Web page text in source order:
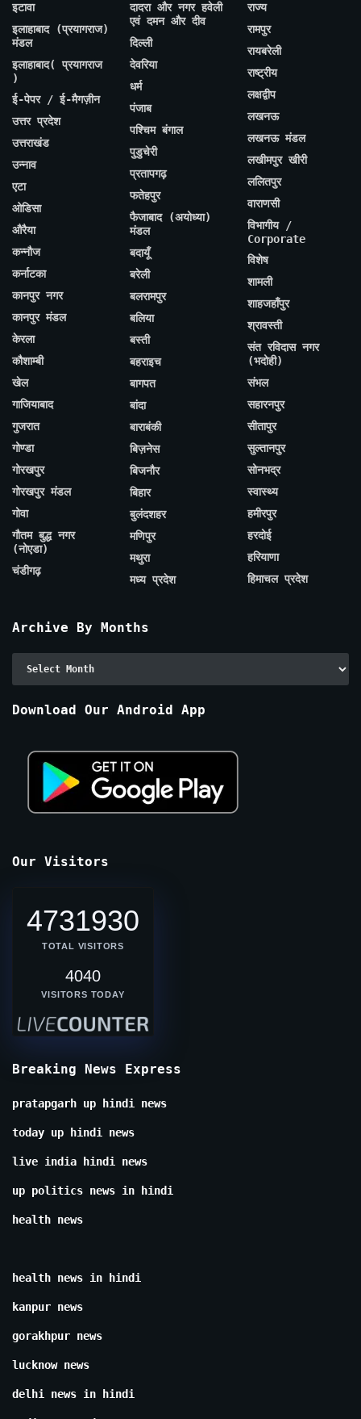
इटावा
इलाहाबाद (प्रयागराज)
मंडल
इलाहाबाद( प्रयागराज
)
ई-पेपर / ई-मैगज़ीन
उत्तर प्रदेश
उत्तराखंड
उन्नाव
एटा
ओडिसा
औरैया
कन्नौज
कर्नाटका
कानपुर नगर
कानपुर मंडल
केरला
कौशाम्बी
खेल
गाजियाबाद
गुजरात
गोण्डा
गोरखपुर
गोरखपुर मंडल
गोवा
गौतम बुद्ध नगर
(नोएडा)
चंडीगढ़
दादरा और नगर हवेली
एवं दमन और दीव
दिल्ली
देवरिया
धर्म
पंजाब
पश्चिम बंगाल
पुडुचेरी
प्रतापगढ़
फतेहपुर
फैजाबाद (अयोध्या)
मंडल
बदायूँ
बरेली
बलरामपुर
बलिया
बस्ती
बहराइच
बागपत
बांदा
बाराबंकी
बिज़नेस
बिजनौर
बिहार
बुलंदशहर
मणिपुर
मथुरा
मध्य प्रदेश
राज्य
रामपुर
रायबरेली
राष्ट्रीय
लक्षद्वीप
लखनऊ
लखनऊ मंडल
लखीमपुर खीरी
ललितपुर
वाराणसी
विभागीय /
Corporate
विशेष
शामली
शाहजहाँपुर
श्रावस्ती
संत रविदास नगर
(भदोही)
संभल
सहारनपुर
सीतापुर
सुल्तानपुर
सोनभद्र
स्वास्थ्य
हमीरपुर
हरदोई
हरियाणा
हिमाचल प्रदेश
Archive By Months
Archive
Download Our Android App
Our Visitors
4731930
TOTAL VISITORS
4040
VISITORS TODAY
Breaking News Express
pratapgarh up hindi news
today up hindi news
live india hindi news
up politics news in hindi
health news
health news in hindi
kanpur news
gorakhpur news
lucknow news
delhi news in hindi